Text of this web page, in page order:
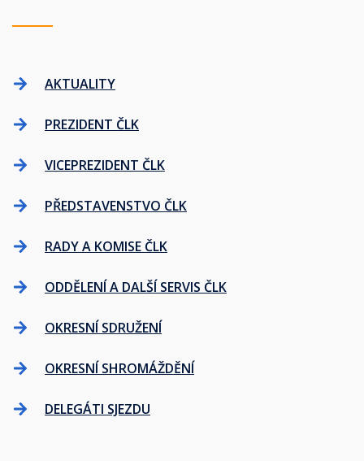
AKTUALITY
PREZIDENT ČLK
VICEPREZIDENT ČLK
PŘEDSTAVENSTVO ČLK
RADY A KOMISE ČLK
ODDĚLENÍ A DALŠÍ SERVIS ČLK
OKRESNÍ SDRUŽENÍ
OKRESNÍ SHROMÁŽDĚNÍ
DELEGÁTI SJEZDU